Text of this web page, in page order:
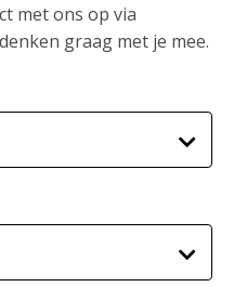
met ons op via
graag met je mee.